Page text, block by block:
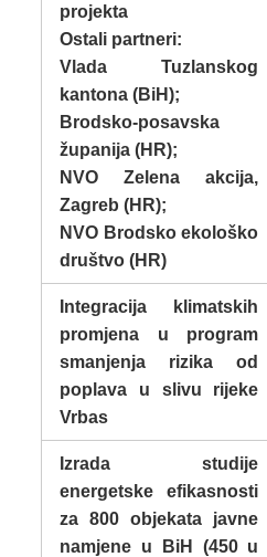
projekta
Ostali partneri:
Vlada Tuzlanskog
kantona (BiH);
Brodsko-posavska
županija (HR);
NVO Zelena akcija,
Zagreb (HR);
NVO Brodsko ekološko
društvo (HR)
Integracija klimatskih
promjena u program
smanjenja rizika od
poplava u slivu rijeke
Vrbas
Izrada studije
energetske efikasnosti
za 800 objekata javne
namjene u BiH (450 u